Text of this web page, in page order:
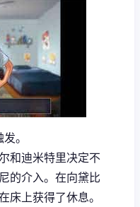
。
和迪米特里决定不
的介入。在向黛比
床上获得了休息。